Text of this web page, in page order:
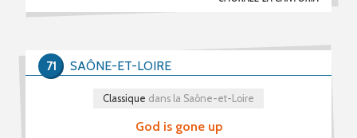
God is gone up
Classique dans la Saône-et-Loire
SAÔNE-ET-LOIRE
71